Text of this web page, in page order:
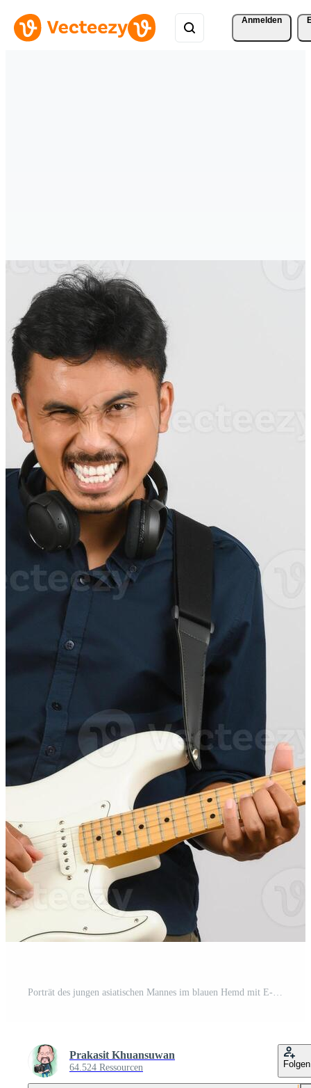
Anmelden
Porträt des jungen asiatischen Mannes im blauen Hemd mit E-Gitarre isoliert auf weißem Hintergrund Pro Foto
Prakasit Khuansuwan
64.524 Ressourcen Folgen